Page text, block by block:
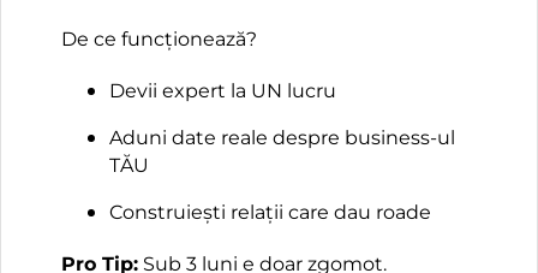
De ce funcționează?
Devii expert la UN lucru
Aduni date reale despre business-ul
TĂU
Construiești relații care dau roade
Pro Tip: Sub 3 luni e doar zgomot.